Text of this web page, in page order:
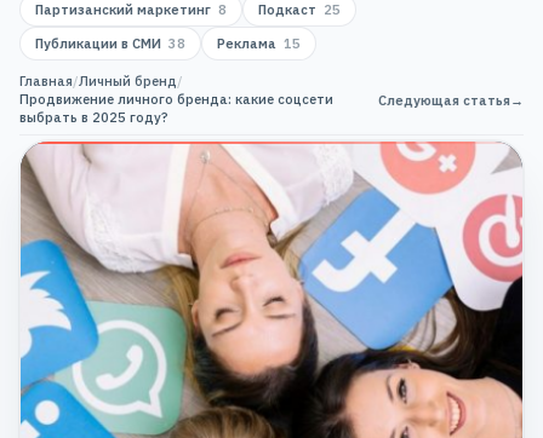
Партизанский маркетинг 8 Подкаст 25
Публикации в СМИ 38 Реклама 15
Главная/Личный бренд/
Продвижение личного бренда: какие соцсети
выбрать в 2025 году?
Следующая статья→